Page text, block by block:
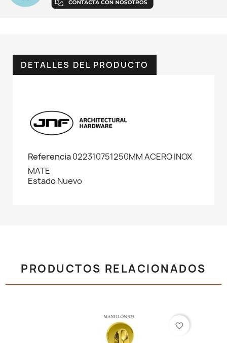
DETALLES DEL PRODUCTO
Referencia022310751250MM ACERO INOX
MATE
EstadoNuevo
PRODUCTOS RELACIONADOS
favorite_border